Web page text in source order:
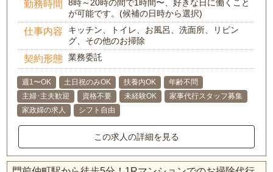
勤務時間
8時～20時の間で1時間〜、好きな日に働くこと
が可能です。(候補の日時から選択)
仕事内容
キッチン、トイレ、お風呂、洗面所、リビン
グ、その他のお掃除
契約形態 業務委託
週1〜OK 土日祝のみOK 扶養内OK
年齢不問
主婦･主夫歓迎
資格不要 未経験OK
家事代行スタッフ募集
家政婦の求人
シフト自由
この求人の詳細を見る